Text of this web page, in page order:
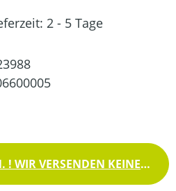
2 - 5 Tage
NACHRICHT SENDEN. ! WIR VERSENDEN KEINE WAREN !